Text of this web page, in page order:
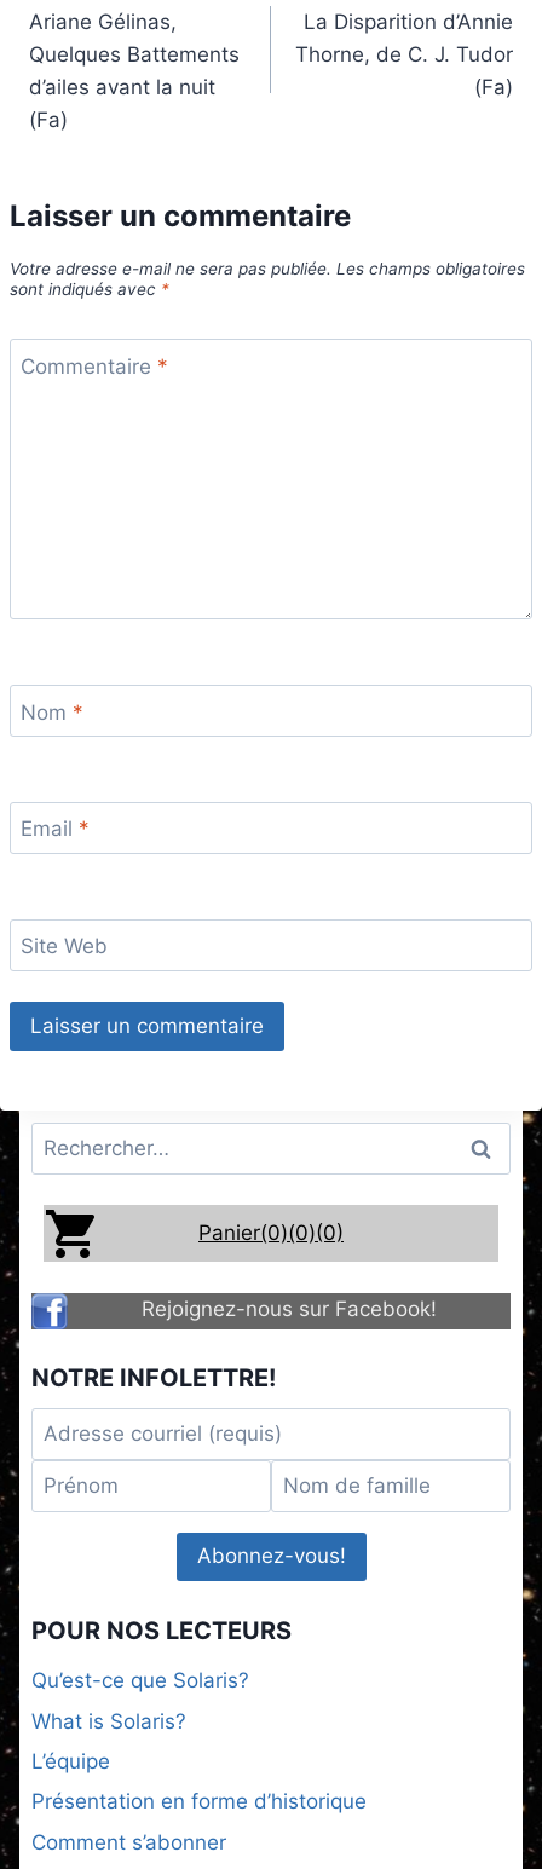
de
l’article
Ariane Gélinas,
Quelques Battements
d’ailes avant la nuit
(Fa)
La Disparition d’Annie
Thorne, de C. J. Tudor
(Fa)
Laisser un commentaire
Votre adresse e-mail ne sera pas publiée. Les champs obligatoires
sont indiqués avec *
Commentaire *
Nom *
Email *
Site Web
Rechercher :
Panier(0)(0)(0)
Rejoignez-nous sur Facebook!
NOTRE INFOLETTRE!
POUR NOS LECTEURS
Qu’est-ce que Solaris?
What is Solaris?
L’équipe
Présentation en forme d’historique
Comment s’abonner